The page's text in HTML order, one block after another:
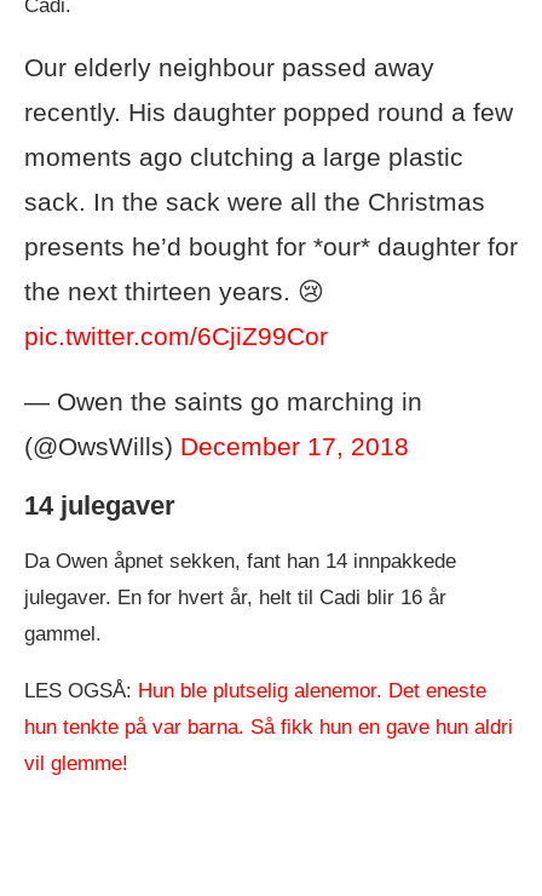
Cadi.
Our elderly neighbour passed away
recently. His daughter popped round a few
moments ago clutching a large plastic
sack. In the sack were all the Christmas
presents he’d bought for *our* daughter for
the next thirteen years. 😢
pic.twitter.com/6CjiZ99Cor
— Owen the saints go marching in
(@OwsWills) December 17, 2018
14 julegaver
Da Owen åpnet sekken, fant han 14 innpakkede
julegaver. En for hvert år, helt til Cadi blir 16 år
gammel.
LES OGSÅ: Hun ble plutselig alenemor. Det eneste
hun tenkte på var barna. Så fikk hun en gave hun aldri
vil glemme!